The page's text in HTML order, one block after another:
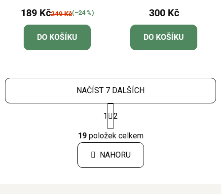
189 Kč249 Kč(–24 %)
DO KOŠÍKU
300 Kč
DO KOŠÍKU
O
v
l
á
d
NAČÍST 7 DALŠÍCH
t
r
á
n
k
1 2
19položek celkem
NAHORU